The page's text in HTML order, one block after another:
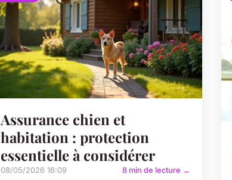
Assurance chien et
habitation : protection
essentielle à considérer
08/05/2026 16:09 8 min de lecture →